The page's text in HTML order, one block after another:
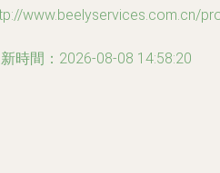
www.beelyservices.com.cn/
時間：2026-08-08 14:58:20